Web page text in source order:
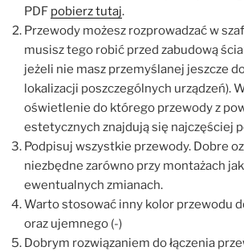
PDF pobierz tutaj.
Przewody możesz rozprowadzać w
musisz tego robić przed zabudową
jeżeli nie masz przemyślanej jeszcze
lokalizacji poszczególnych urządzeń).
oświetlenie do którego przewody z
estetycznych znajdują się najczęściej
Podpisuj wszystkie przewody. Dobre
niezbędne zarówno przy montażach
ewentualnych zmianach.
Warto stosować inny kolor przewodu
oraz ujemnego (-)
Dobrym rozwiązaniem do łączenia